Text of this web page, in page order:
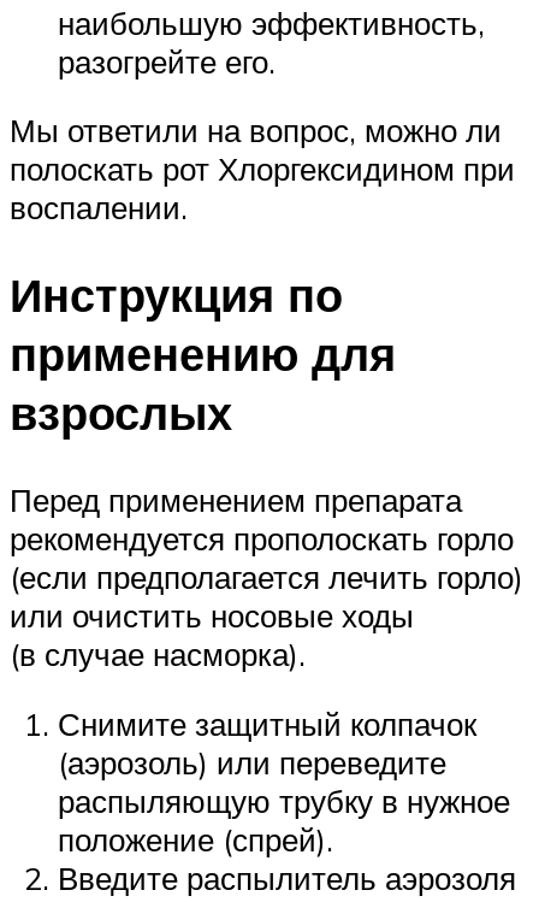
наибольшую эффективность,
разогрейте его.
Мы ответили на вопрос, можно ли
полоскать рот Хлоргексидином при
воспалении.
Инструкция по
применению для
взрослых
Перед применением препарата
рекомендуется прополоскать горло
(если предполагается лечить горло)
или очистить носовые ходы
(в случае насморка).
Снимите защитный колпачок
(аэрозоль) или переведите
распыляющую трубку в нужное
положение (спрей).
Введите распылитель аэрозоля